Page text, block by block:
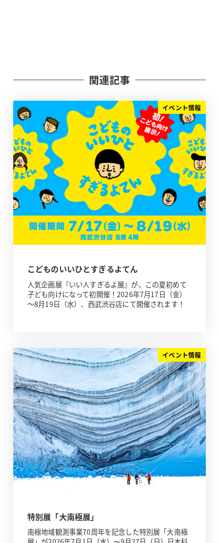
関連記事
イベント情報
こどものいいひとすぎるよてん
人気企画展『いい人すぎるよ展』が、この夏初めて
子ども向けになって初開催！2026年7月17日（金）
～8月19日（水）、西武渋谷店にて開催されます！
イベント情報
特別展「大南極展」
南極地域観測事業70周年を記念した特別展「大南極